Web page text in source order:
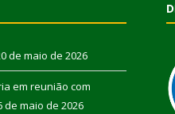
de maio de 2026
em reunião com
de maio de 2026